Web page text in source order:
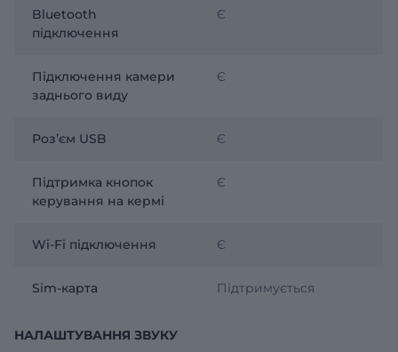
Bluetooth
підключення
Є
Підключення камери
заднього виду
Є
Розʼєм USB Є
Підтримка кнопок
керування на кермі
Є
Wi-Fi підключення Є
Sim-карта Підтримується
НАЛАШТУВАННЯ ЗВУКУ